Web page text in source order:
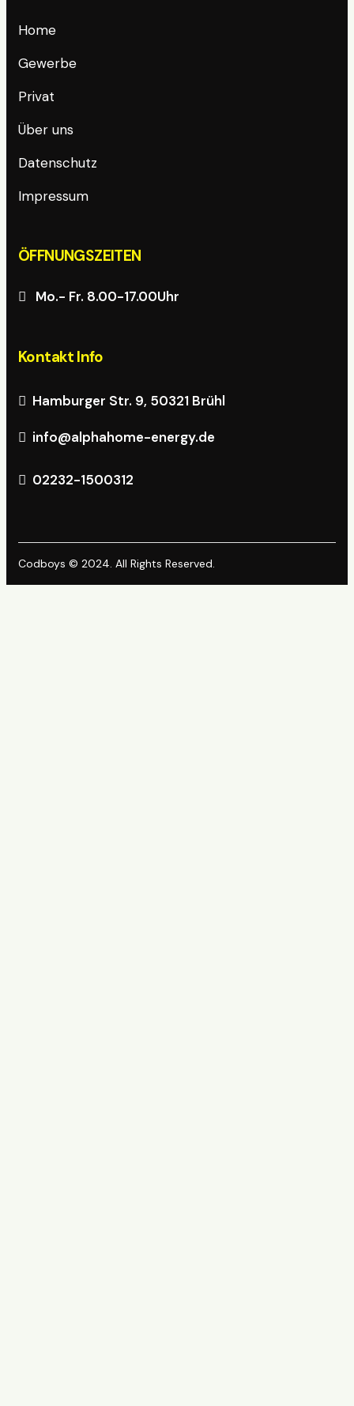
Home
Gewerbe
Privat
Über uns
Datenschutz
Impressum
ÖFFNUNGSZEITEN
Mo.- Fr. 8.00-17.00Uhr
Kontakt Info
Hamburger Str. 9, 50321 Brühl
info@alphahome-energy.de
02232-1500312
Codboys © 2024. All Rights Reserved.